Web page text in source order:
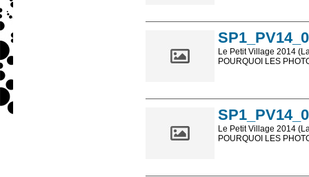
Le Petit Village 2014
POURQUOI LES
Le Petit Village 2014
POURQUOI LES